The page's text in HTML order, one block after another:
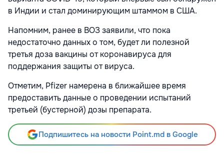
в Индии и стал доминирующим штаммом в США.
Напомним, ранее в ВОЗ заявили, что пока
недостаточно данных о том, будет ли полезной
третья доза вакцины от коронавируса для
поддержания защиты от вируса.
Отметим, Pfizer намерена в ближайшее время
предоставить данные о проведении испытаний
третьей (бустерной) дозы препарата.
Подпишитесь на новости Point.md в Google